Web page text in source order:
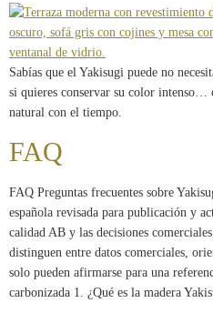
Sabías que el Yakisugi puede no
si quieres conservar su color intenso…
natural con el tiempo.
FAQ
FAQ Preguntas frecuentes sobre
española revisada para publicación y
calidad AB y las decisiones
distinguen entre datos comerciales,
solo pueden afirmarse para una
carbonizada 1. ¿Qué es la madera